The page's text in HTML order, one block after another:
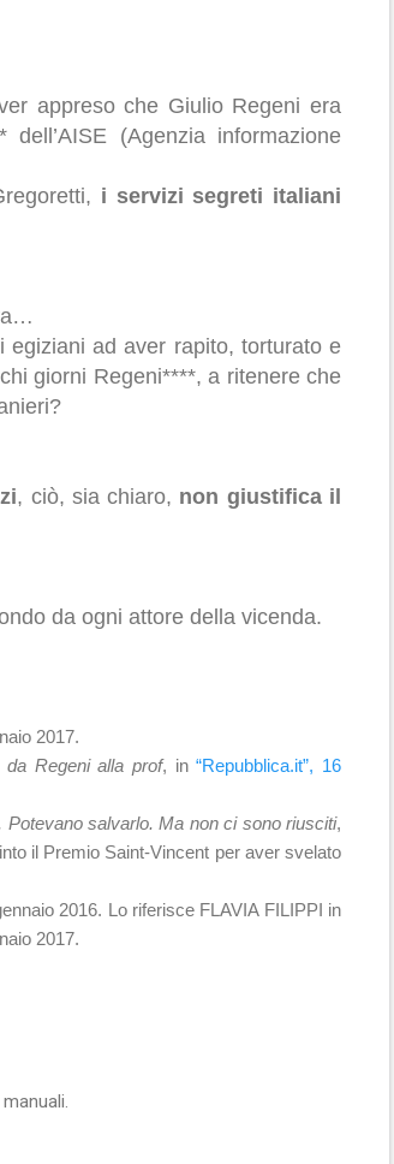
appreso che Giulio Regeni era
(Agenzia informazione
i servizi segreti italiani
ad aver rapito, torturato e
giorni Regeni****, a ritenere che
, ciò, sia chiaro, non giustifica il
da ogni attore della vicenda.
2017.
Regeni alla prof, in“Repubblica.it”, 16
salvarlo. Ma non ci sono riusciti,
il Premio Saint-Vincent per aver svelato
2016. Lo riferisce FLAVIA FILIPPI in
2017.